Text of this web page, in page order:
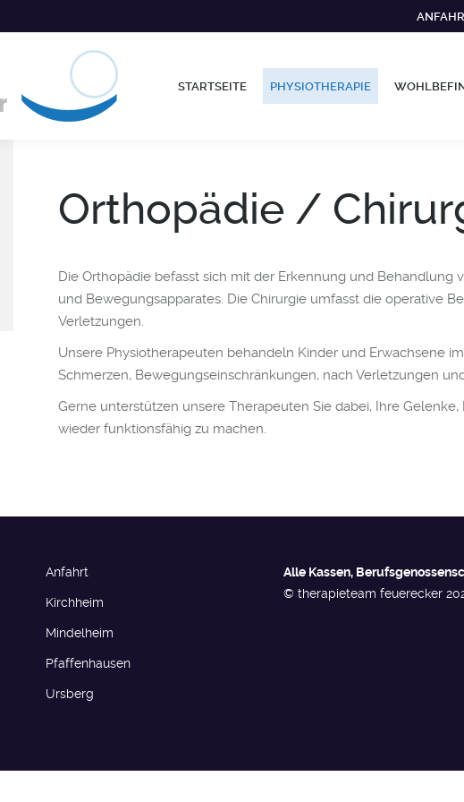
STARTSEITE PHYSIOTHERAPIE
Orthopädie /
Die Orthopädie befasst sich mit der Erkennung und Behandlung
und Bewegungsapparates. Die Chirurgie umfasst die operative
Verletzungen.
Unsere Physiotherapeuten behandeln Kinder und Erwachsene
Schmerzen, Bewegungseinschränkungen, nach Verletzungen
Gerne unterstützen unsere Therapeuten Sie dabei, Ihre
wieder funktionsfähig zu machen.
Anfahrt
Kirchheim
Mindelheim
Pfaffenhausen
Ursberg
Alle Kassen,
© therapieteam feuerecker